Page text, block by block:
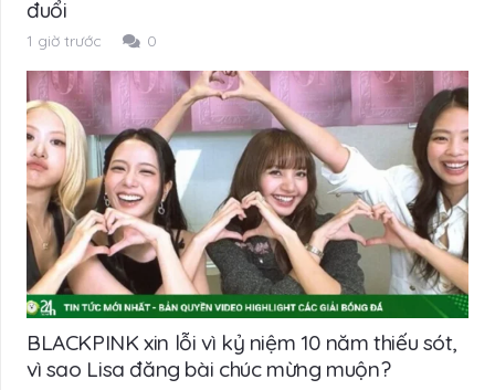
đuổi
1 giờ trước 0
BLACKPINK xin lỗi vì kỷ niệm 10 năm thiếu sót,
vì sao Lisa đăng bài chúc mừng muộn?